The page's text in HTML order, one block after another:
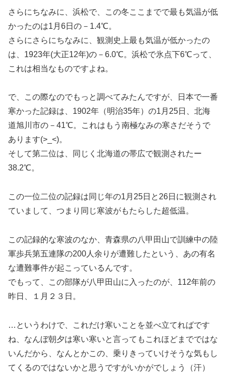
さらにちなみに、浜松で、この冬ここまでで最も気温が低
かったのは1月6日の－1.4℃。
さらにさらにちなみに、観測史上最も気温が低かったの
は、1923年(大正12年)の－6.0℃。浜松で氷点下6℃って、
これは相当なものですよね。
で、この際なのでもっと調べてみたんですが、日本で一番
寒かった記録は、1902年（明治35年）の1月25日、北海
道旭川市の－41℃。これはもう南極なみの寒さだそうで
あります(>_<)。
そして第二位は、同じく北海道の帯広で観測されたー
38.2℃。
この一位二位の記録は同じ年の1月25日と26日に観測され
ていまして、つまり同じ寒波がもたらした超低温。
この記録的な寒波のなか、青森県の八甲田山で訓練中の陸
軍歩兵第五連隊の200人余りが遭難したという、あの有名
な遭難事件が起こっているんです。
でもって、この部隊が八甲田山に入ったのが、112年前の
昨日、１月２３日。
…というわけで、これだけ寒いことを並べ立てればです
ね、なんぼ朝夕は寒い寒いと言ってもこれほどまでではな
いんだから、なんとかこの、乗りきっていけそうな気もし
てくるのではないかと思うですがいかがでしょう（汗）